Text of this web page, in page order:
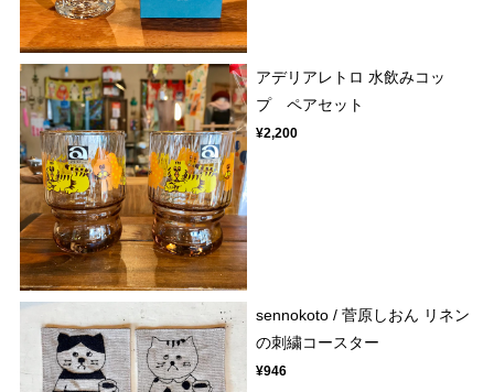
アデリアレトロ 水飲みコッ
プ ペアセット
¥2,200
sennokoto / 菅原しおん リネン
の刺繍コースター
¥946